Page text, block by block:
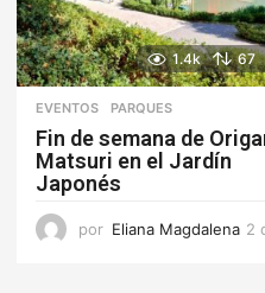
1.4k 67
EVENTOS ,PARQUES
Fin de semana de
Matsuri en el Jardín
Japonés
por Eliana Magdalena 2